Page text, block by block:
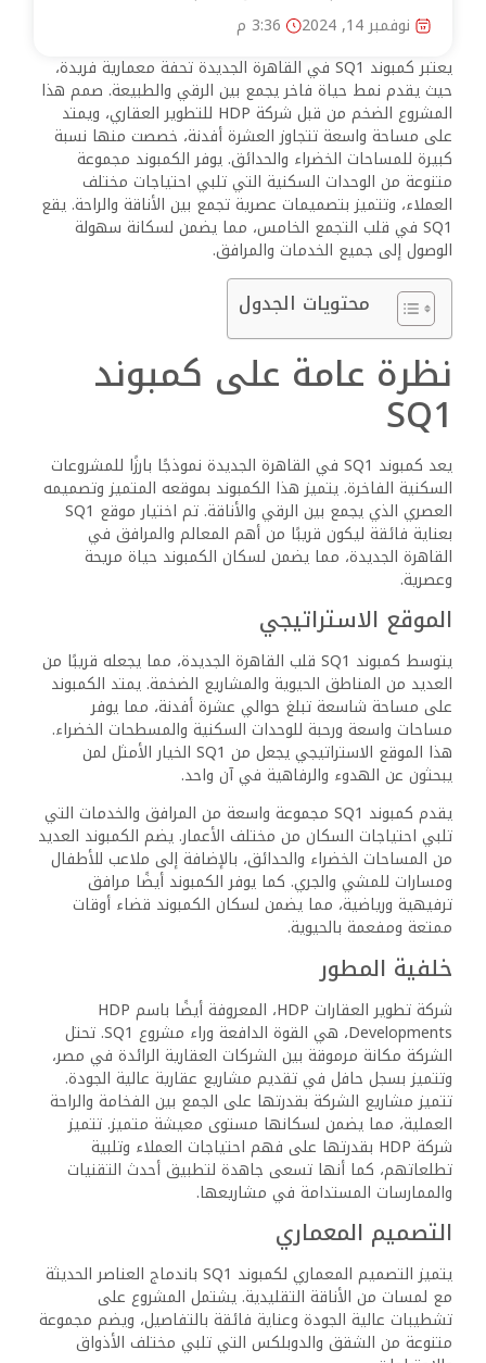
نوفمبر 14, 2024
3:36 م
يعتبر كمبوند SQ1 في القاهرة الجديدة تحفة معمارية فريدة،
حيث يقدم نمط حياة فاخر يجمع بين الرقي والطبيعة. صمم هذا
المشروع الضخم من قبل شركة HDP للتطوير العقاري، ويمتد
على مساحة واسعة تتجاوز العشرة أفدنة، خصصت منها نسبة
كبيرة للمساحات الخضراء والحدائق. يوفر الكمبوند مجموعة
متنوعة من الوحدات السكنية التي تلبي احتياجات مختلف
العملاء، وتتميز بتصميمات عصرية تجمع بين الأناقة والراحة. يقع
SQ1 في قلب التجمع الخامس، مما يضمن لسكانة سهولة
الوصول إلى جميع الخدمات والمرافق.
محتويات الجدول
نظرة عامة على كمبوند
SQ1
يعد كمبوند SQ1 في القاهرة الجديدة نموذجًا بارزًا للمشروعات
السكنية الفاخرة. يتميز هذا الكمبوند بموقعه المتميز وتصميمه
العصري الذي يجمع بين الرقي والأناقة. تم اختيار موقع SQ1
بعناية فائقة ليكون قريبًا من أهم المعالم والمرافق في
القاهرة الجديدة، مما يضمن لسكان الكمبوند حياة مريحة
وعصرية.
الموقع الاستراتيجي
يتوسط كمبوند SQ1 قلب القاهرة الجديدة، مما يجعله قريبًا من
العديد من المناطق الحيوية والمشاريع الضخمة. يمتد الكمبوند
على مساحة شاسعة تبلغ حوالي عشرة أفدنة، مما يوفر
مساحات واسعة ورحبة للوحدات السكنية والمسطحات الخضراء.
هذا الموقع الاستراتيجي يجعل من SQ1 الخيار الأمثل لمن
يبحثون عن الهدوء والرفاهية في آن واحد.
يقدم كمبوند SQ1 مجموعة واسعة من المرافق والخدمات التي
تلبي احتياجات السكان من مختلف الأعمار. يضم الكمبوند العديد
من المساحات الخضراء والحدائق، بالإضافة إلى ملاعب للأطفال
ومسارات للمشي والجري. كما يوفر الكمبوند أيضًا مرافق
ترفيهية ورياضية، مما يضمن لسكان الكمبوند قضاء أوقات
ممتعة ومفعمة بالحيوية.
خلفية المطور
شركة تطوير العقارات HDP، المعروفة أيضًا باسم HDP
Developments، هي القوة الدافعة وراء مشروع SQ1. تحتل
الشركة مكانة مرموقة بين الشركات العقارية الرائدة في مصر،
وتتميز بسجل حافل في تقديم مشاريع عقارية عالية الجودة.
تتميز مشاريع الشركة بقدرتها على الجمع بين الفخامة والراحة
العملية، مما يضمن لسكانها مستوى معيشة متميز. تتميز
شركة HDP بقدرتها على فهم احتياجات العملاء وتلبية
تطلعاتهم، كما أنها تسعى جاهدة لتطبيق أحدث التقنيات
والممارسات المستدامة في مشاريعها.
التصميم المعماري
يتميز التصميم المعماري لكمبوند SQ1 باندماج العناصر الحديثة
مع لمسات من الأناقة التقليدية. يشتمل المشروع على
تشطيبات عالية الجودة وعناية فائقة بالتفاصيل، ويضم مجموعة
متنوعة من الشقق والدوبلكس التي تلبي مختلف الأذواق